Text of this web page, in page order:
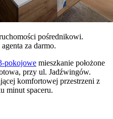
pośrednikowi.
za darmo.
pokojowe mieszkanie położone
przy ul. Jadźwingów.
komfortowej przestrzeni z
minut spaceru.